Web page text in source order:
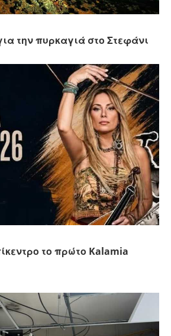
την πυρκαγιά στο Στεφάνι
το πρώτο Kalamia